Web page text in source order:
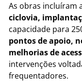
As obras incluíram
ciclovia,
capacidade para
pontos de apoio,
melhorias de
intervenções
frequentadores.